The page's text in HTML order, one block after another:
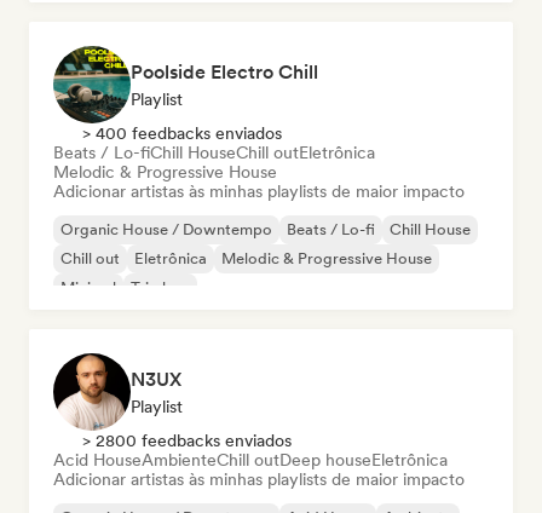
Poolside Electro Chill
Playlist
> 400 feedbacks enviados
Beats / Lo-fiChill HouseChill outEletrônica
Melodic & Progressive House
Adicionar artistas às minhas playlists de maior impacto
Organic House / Downtempo Beats / Lo-fi
Chill House
Chill out
Eletrônica
Melodic & Progressive House
Minimal
Trip hop
N3UX
Playlist
> 2800 feedbacks enviados
Acid HouseAmbienteChill outDeep houseEletrônica
Adicionar artistas às minhas playlists de maior impacto